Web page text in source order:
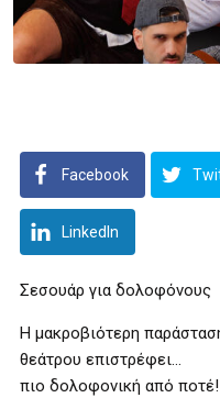
Facebook
LinkedIn
Σεσουάρ για δολοφόνους
Η μακροβιότερη
θεάτρου επιστρέφει…
πιο δολοφονική από ποτέ!